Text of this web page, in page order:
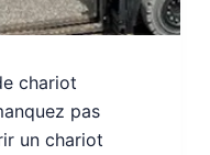
chariot
pas
un chariot